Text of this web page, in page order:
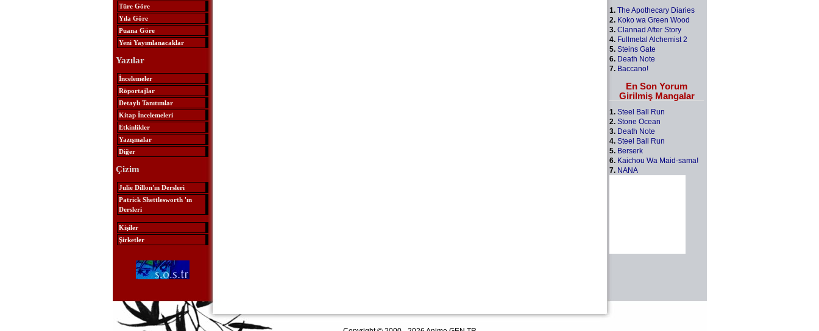
Türe Göre
Yıla Göre
Puana Göre
Yeni Yayımlanacaklar
Yazılar
İncelemeler
Röportajlar
Detaylı Tanıtımlar
Kitap İncelemeleri
Etkinlikler
Yazışmalar
Diğer
Çizim
Julie Dillon'ın Dersleri
Patrick Shettlesworth 'ın
Dersleri
Kişiler
Şirketler
1. The Apothecary Diaries
2. Koko wa Green Wood
3. Clannad After Story
4. Fullmetal Alchemist 2
5. Steins Gate
6. Death Note
7. Baccano!
En Son Yorum
Girilmiş Mangalar
1. Steel Ball Run
2. Stone Ocean
3. Death Note
4. Steel Ball Run
5. Berserk
6. Kaichou Wa Maid-sama!
7. NANA